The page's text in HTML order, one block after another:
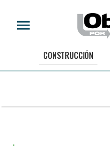
CONSTRUCCIÓN